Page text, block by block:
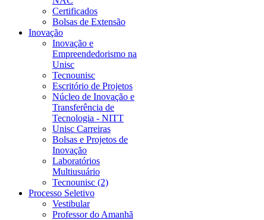
Certificados
Bolsas de Extensão
Inovação
Inovação e
Empreendedorismo na
Unisc
Tecnounisc
Escritório de Projetos
Núcleo de Inovação e
Transferência de
Tecnologia - NITT
Unisc Carreiras
Bolsas e Projetos de
Inovação
Laboratórios
Multiusuário
Tecnounisc (2)
Processo Seletivo
Vestibular
Professor do Amanhã